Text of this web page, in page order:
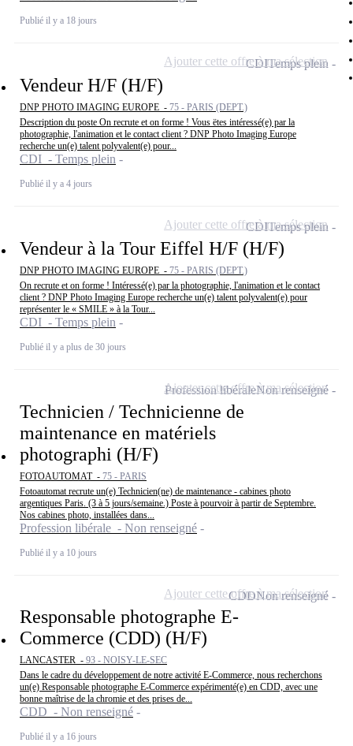
Publié il y a 18 jours
Vendeur H/F (H/F)
DNP PHOTO IMAGING EUROPE - 75 - PARIS (DEPT.)
Description du poste On recrute et on forme ! Vous ëtes intéressé(e) par la
photographie, l'animation et le contact client ? DNP Photo Imaging Europe
recherche un(e) talent polyvalent(e) pour...
CDI - Temps plein
Publié il y a 4 jours
CDITemps plein
Ajouter cette offre à ma sélection
Vendeur à la Tour Eiffel H/F (H/F)
DNP PHOTO IMAGING EUROPE - 75 - PARIS (DEPT.)
On recrute et on forme ! Intéressé(e) par la photographie, l'animation et le contact
client ? DNP Photo Imaging Europe recherche un(e) talent polyvalent(e) pour
représenter le « SMILE » à la Tour...
CDI - Temps plein
Publié il y a plus de 30 jours
CDITemps plein
Ajouter cette offre à ma sélection
Technicien / Technicienne de
maintenance en matériels
photographi (H/F)
FOTOAUTOMAT - 75 - PARIS
Fotoautomat recrute un(e) Technicien(ne) de maintenance - cabines photo
argentiques Paris. (3 à 5 jours/semaine.) Poste à pourvoir à partir de Septembre.
Nos cabines photo, installées dans...
Profession libérale - Non renseigné
Publié il y a 10 jours
Profession libéraleNon renseigné
Ajouter cette offre à ma sélection
Responsable photographe E-
Commerce (CDD) (H/F)
LANCASTER - 93 - NOISY-LE-SEC
Dans le cadre du développement de notre activité E-Commerce, nous recherchons
un(e) Responsable photographe E-Commerce expérimenté(e) en CDD, avec une
bonne maîtrise de la chromie et des prises de...
CDD - Non renseigné
Publié il y a 16 jours
CDDNon renseigné
Ajouter cette offre à ma sélection